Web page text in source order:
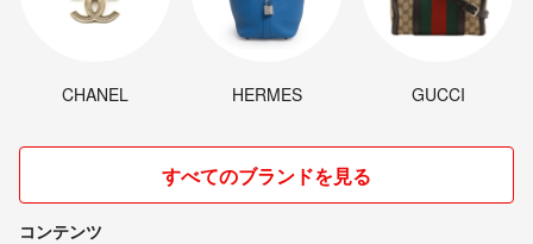
CHANEL HERMES GUCCI
すべてのブランドを見る
コンテンツ